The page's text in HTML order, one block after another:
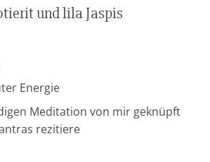
und lila Jaspis
Energie
Meditation von mir geknüpft
rezitiere